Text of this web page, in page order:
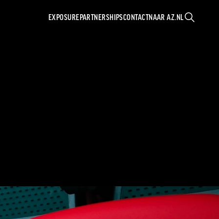
EXPOSUREPARTNERSHIPSCONTACTNAAR AZ.NL
ZOEKEN